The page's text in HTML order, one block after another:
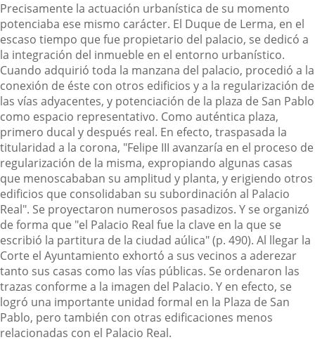
Precisamente la actuación urbanística de su momento
potenciaba ese mismo carácter. El Duque de Lerma, en el
escaso tiempo que fue propietario del palacio, se dedicó a
la integración del inmueble en el entorno urbanístico.
Cuando adquirió toda la manzana del palacio, procedió a la
conexión de éste con otros edificios y a la regularización de
las vías adyacentes, y potenciación de la plaza de San Pablo
como espacio representativo. Como auténtica plaza,
primero ducal y después real. En efecto, traspasada la
titularidad a la corona, "Felipe III avanzaría en el proceso de
regularización de la misma, expropiando algunas casas
que menoscababan su amplitud y planta, y erigiendo otros
edificios que consolidaban su subordinación al Palacio
Real". Se proyectaron numerosos pasadizos. Y se organizó
de forma que "el Palacio Real fue la clave en la que se
escribió la partitura de la ciudad aúlica" (p. 490). Al llegar la
Corte el Ayuntamiento exhortó a sus vecinos a aderezar
tanto sus casas como las vías públicas. Se ordenaron las
trazas conforme a la imagen del Palacio. Y en efecto, se
logró una importante unidad formal en la Plaza de San
Pablo, pero también con otras edificaciones menos
relacionadas con el Palacio Real.